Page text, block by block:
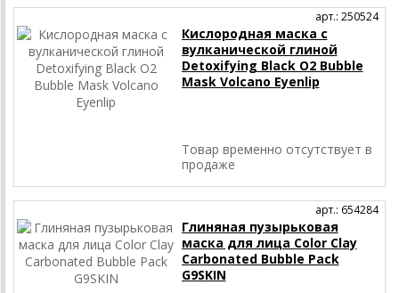
арт.: 250524
Кислородная маска с
вулканической глиной
Detoxifying Black O2 Bubble
Mask Volcano Eyenlip
Товар временно отсутствует в
продаже
арт.: 654284
Глиняная пузырьковая
маска для лица Color Clay
Carbonated Bubble Pack
G9SKIN